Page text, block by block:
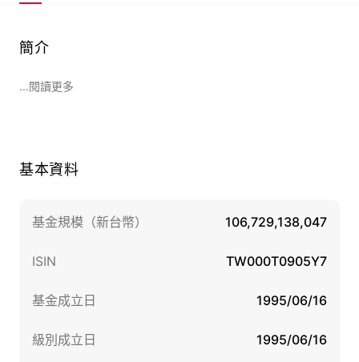
簡介
...閱讀更多
基本資料
基金規模（新台幣） 106,729,138,047
ISIN TW000T0905Y7
基金成立日 1995/06/16
級別成立日 1995/06/16